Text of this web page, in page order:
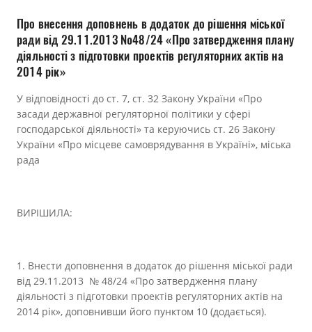
Документи
Про внесення доповнень в додаток до рішення міської
ради від 29.11.2013 №48/24 «Про затвердження плану
діяльності з підготовки проектів регуляторних актів на
2014 рік»
У відповідності до ст. 7, ст. 32 Закону України «Про
засади державної регуляторної політики у сфері
господарської діяльності» та керуючись ст. 26 Закону
України «Про місцеве самоврядування в Україні», міська
рада
ВИРІШИЛА:
1. Внести доповнення в додаток до рішення міської ради
від 29.11.2013 № 48/24 «Про затвердження плану
діяльності з підготовки проектів регуляторних актів на
2014 рік», доповнивши його пунктом 10 (додається).